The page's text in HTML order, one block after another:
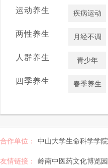
运动养生 | 疾病运动
两性养生 | 月经不调
人群养生 | 青少年
四季养生 | 春季养生
合作单位： 中山大学生命科学学院
友情链接： 岭南中医药文化博览园